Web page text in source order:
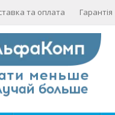
та оплата Гарантія